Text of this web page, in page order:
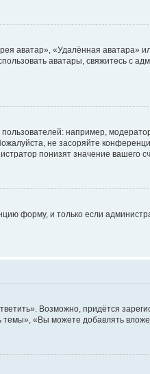
аватар», «Удалённая аватара»
аватары, свяжитесь с
например,
не засоряйте
понизят значение вашего
форму, и только если
Возможно, придётся
«Вы можете добавлять